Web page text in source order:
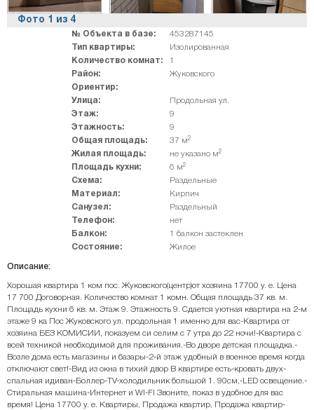
Фото 1 из 4
№ Объекта в базе:
453287145
Тип квартиры:
Изолированная
Количество комнат:
1
Район:
Жуковского
Ориентир:
Улица:
Продольная ул.
Этаж:
9
Этажность:
9
Общая площадь:
37 м2
Жилая площадь: не указано м2
Площадь кухни: 6 м2
Схема:
Раздельные
Материал:
Кирпич
Санузел:
Раздельный
Телефон:
нет
Балкон:
1 балкон застеклен
Состояние:
Жилое
Описание:
Хорошая квартира 1 ком пос. Жуковского(центр)от хозяина 17700 у. е. Цена
17 700 Договорная. Количество комнат 1 комн. Общая площадь 37 кв. м.
Площадь кухни 6 кв. м. Этаж 9. Этажность 9. Сдается уютная квартира на 2-м
этаже 9 ка Пос Жуковского ул. продольная 1 именно для вас-Квартира от
хозяина БЕЗ КОМИСИИ, показуем си селим с 7 утра до 22 ночи!-Квартира с
всей техникой необходимой для проживания.-Во дворе детская площадка.-
Возле дома есть магазины и базары-2-й этаж удобный в военное время когда
отключают свет!-Вид из окна в тихий двор В квартире есть-кровать двух-
спальная идиван-Боллер-TV-холодильник большой 1. 90см,-LED освещение.-
Стиральная машина-Интернет и WI-FI Звоните, показ в удобное для вас
время! Цена 17700 у. е. Квартиры, Продажа квартир, Продажа квартир-